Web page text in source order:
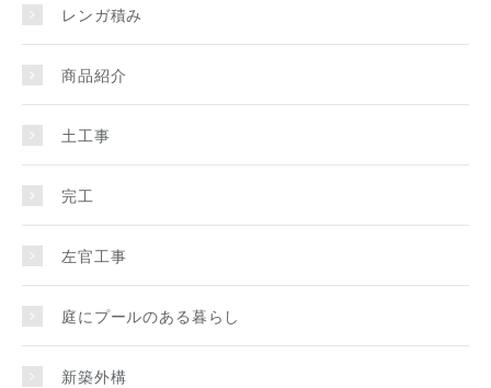
レンガ積み
商品紹介
土工事
完工
左官工事
庭にプールのある暮らし
新築外構